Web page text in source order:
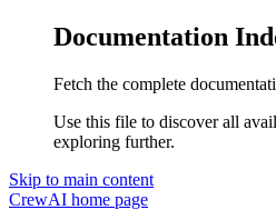
Documentation
Fetch the complete
Use this file to discover all
exploring further.
Skip to main content
CrewAI home page